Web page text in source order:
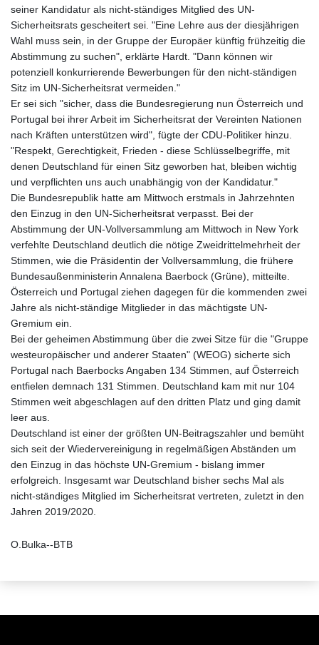
seiner Kandidatur als nicht-ständiges Mitglied des UN-
Sicherheitsrats gescheitert sei. "Eine Lehre aus der diesjährigen
Wahl muss sein, in der Gruppe der Europäer künftig frühzeitig die
Abstimmung zu suchen", erklärte Hardt. "Dann können wir
potenziell konkurrierende Bewerbungen für den nicht-ständigen
Sitz im UN-Sicherheitsrat vermeiden."
Er sei sich "sicher, dass die Bundesregierung nun Österreich und
Portugal bei ihrer Arbeit im Sicherheitsrat der Vereinten Nationen
nach Kräften unterstützen wird", fügte der CDU-Politiker hinzu.
"Respekt, Gerechtigkeit, Frieden - diese Schlüsselbegriffe, mit
denen Deutschland für einen Sitz geworben hat, bleiben wichtig
und verpflichten uns auch unabhängig von der Kandidatur."
Die Bundesrepublik hatte am Mittwoch erstmals in Jahrzehnten
den Einzug in den UN-Sicherheitsrat verpasst. Bei der
Abstimmung der UN-Vollversammlung am Mittwoch in New York
verfehlte Deutschland deutlich die nötige Zweidrittelmehrheit der
Stimmen, wie die Präsidentin der Vollversammlung, die frühere
Bundesaußenministerin Annalena Baerbock (Grüne), mitteilte.
Österreich und Portugal ziehen dagegen für die kommenden zwei
Jahre als nicht-ständige Mitglieder in das mächtigste UN-
Gremium ein.
Bei der geheimen Abstimmung über die zwei Sitze für die "Gruppe
westeuropäischer und anderer Staaten" (WEOG) sicherte sich
Portugal nach Baerbocks Angaben 134 Stimmen, auf Österreich
entfielen demnach 131 Stimmen. Deutschland kam mit nur 104
Stimmen weit abgeschlagen auf den dritten Platz und ging damit
leer aus.
Deutschland ist einer der größten UN-Beitragszahler und bemüht
sich seit der Wiedervereinigung in regelmäßigen Abständen um
den Einzug in das höchste UN-Gremium - bislang immer
erfolgreich. Insgesamt war Deutschland bisher sechs Mal als
nicht-ständiges Mitglied im Sicherheitsrat vertreten, zuletzt in den
Jahren 2019/2020.
O.Bulka--BTB